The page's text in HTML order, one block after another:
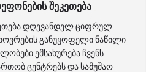
შეკეთება
დღევანდელ ციფრულ
განუყოფელი ნაწილი
ემსახურება ჩვენს
ცენტრებს და სამუშაო